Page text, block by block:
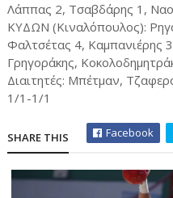
Λάππας 2, Τσαβδάρης 1,
ΚΥΔΩΝ (Κιναλόπουλος):
Φαλτσέτας 4, Καμπανιέρης
Γρηγοράκης,
Διαιτητές: Μπέτμαν,
1/1-1/1
SHARE THIS Facebook